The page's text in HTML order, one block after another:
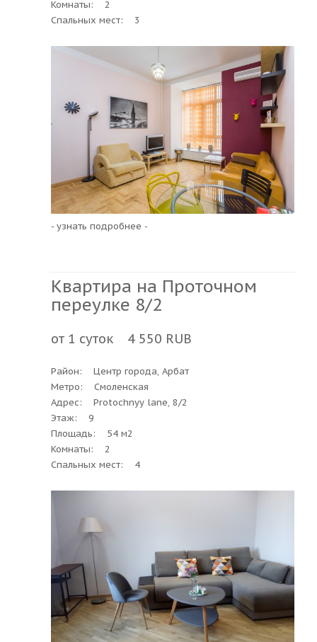
Комнаты: 2
Спальных мест: 3
- узнать подробнее -
Квартира на Проточном
переулке 8/2
от 1 суток 4 550 RUB
Район: Центр города, Арбат
Метро: Смоленская
Адрес: Protochnyy lane, 8/2
Этаж: 9
Площадь: 54 м2
Комнаты: 2
Спальных мест: 4